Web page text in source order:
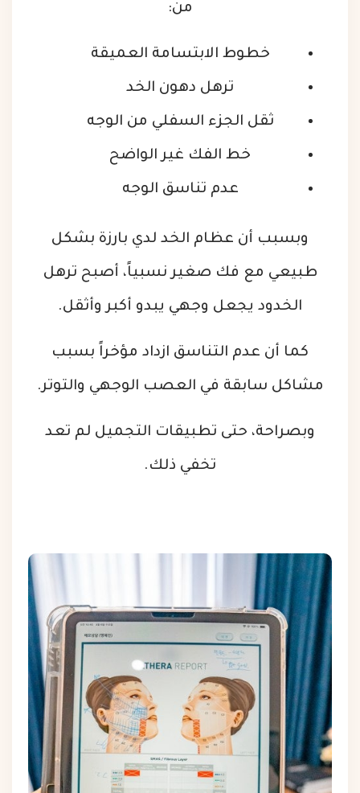
من:
خطوط الابتسامة العميقة
ترهل دهون الخد
ثقل الجزء السفلي من الوجه
خط الفك غير الواضح
عدم تناسق الوجه
وبسبب أن عظام الخد لدي بارزة بشكل
طبيعي مع فك صغير نسبياً، أصبح ترهل
الخدود يجعل وجهي يبدو أكبر وأثقل.
كما أن عدم التناسق ازداد مؤخراً بسبب
مشاكل سابقة في العصب الوجهي والتوتر.
وبصراحة، حتى تطبيقات التجميل لم تعد
تخفي ذلك.